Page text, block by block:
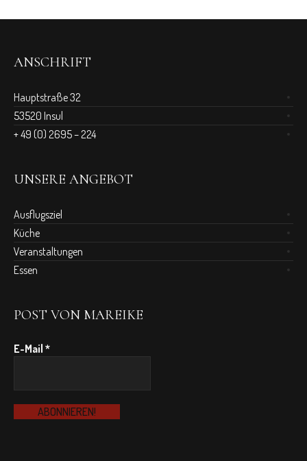
ANSCHRIFT
Hauptstraße 32
53520 Insul
+ 49 (0) 2695 – 224
UNSERE ANGEBOT
Ausflugsziel
Küche
Veranstaltungen
Essen
POST VON MAREIKE
E-Mail*